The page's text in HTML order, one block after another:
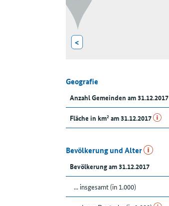
<
Geografie
Anzahl Gemeinden am 31.12.2017
Fläche in km² am 31.12.2017
Bevölkerung und Alter
Bevölkerung am 31.12.2017
... insgesamt (in 1.000)